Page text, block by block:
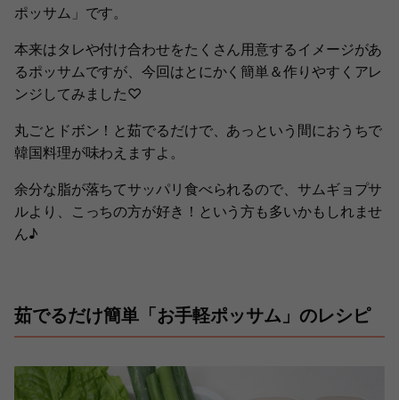
ポッサム」です。
本来はタレや付け合わせをたくさん用意するイメージがあ
るポッサムですが、今回はとにかく簡単＆作りやすくアレ
ンジしてみました♡
丸ごとドボン！と茹でるだけで、あっという間におうちで
韓国料理が味わえますよ。
余分な脂が落ちてサッパリ食べられるので、サムギョプサ
ルより、こっちの方が好き！という方も多いかもしれませ
ん♪
茹でるだけ簡単「お手軽ポッサム」のレシピ